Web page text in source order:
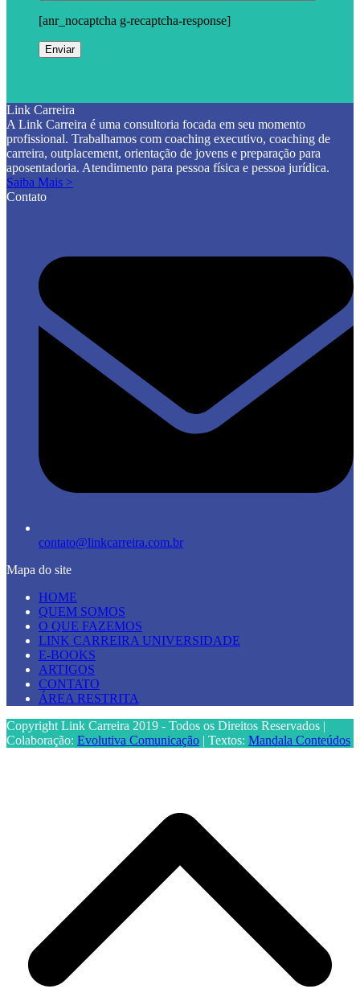
[anr_nocaptcha g-recaptcha-response]
Link Carreira
A Link Carreira é uma consultoria focada em seu momento
profissional. Trabalhamos com coaching executivo, coaching de
carreira, outplacement, orientação de jovens e preparação para
aposentadoria. Atendimento para pessoa física e pessoa jurídica.
Saiba Mais >
Contato
contato@linkcarreira.com.br
Mapa do site
HOME
QUEM SOMOS
O QUE FAZEMOS
LINK CARREIRA UNIVERSIDADE
E-BOOKS
ARTIGOS
CONTATO
ÁREA RESTRITA
Copyright Link Carreira 2019 - Todos os Direitos Reservados |
Colaboração: Evolutiva Comunicação | Textos: Mandala Conteúdos